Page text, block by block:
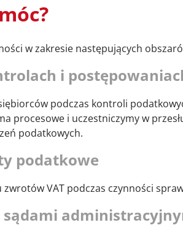
w zakresie następujących
i
podczas kontroli
procesowe i uczestniczymy w
podatkowych.
podatkowe
VAT podczas czynności
sądami